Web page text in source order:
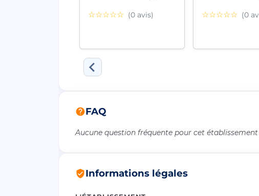
☆☆☆☆☆ (0 avis) ☆☆☆☆☆ (0
FAQ
Aucune question fréquente pour cet
Informations légales